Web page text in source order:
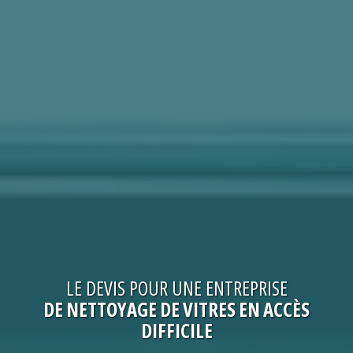
LE DEVISPOUR UNE ENTREPRISE
DE NETTOYAGE DE VITRES EN ACCÈS
DIFFICILE